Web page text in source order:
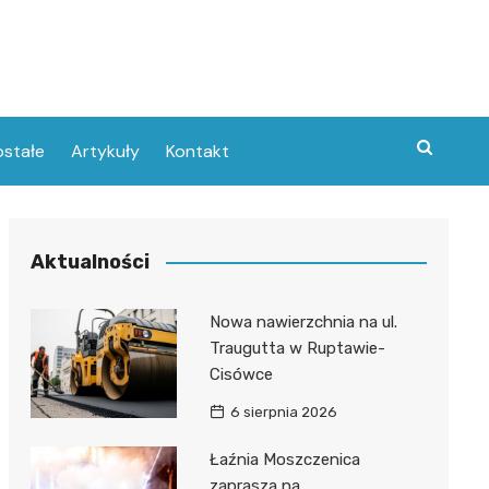
Artykuły Kontakt
Aktualności
Nowa nawierzchnia na ul.
Traugutta w Ruptawie-
Cisówce
6 sierpnia 2026
Łaźnia Moszczenica